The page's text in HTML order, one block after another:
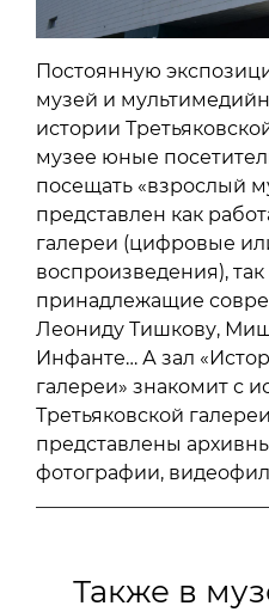
Постоянную
музей и
истории
музее юные
посещать «взрослый
представлен как
галереи (цифровые
воспроизведения),
принадлежащие
Леониду Тишкову,
Инфанте… А зал
галереи» знакомит с
Третьяковской
представлены
фотографии,
Также в